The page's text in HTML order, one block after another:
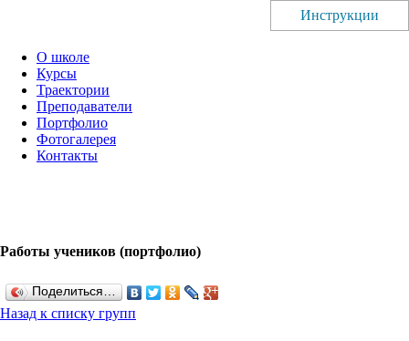
О школе
Курсы
Траектории
Преподаватели
Портфолио
Фотогалерея
Контакты
Работы учеников (портфолио)
Поделиться…
Назад к списку групп
Инструкции